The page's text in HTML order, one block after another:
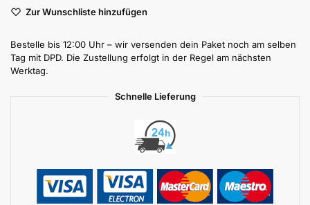
Zur Wunschliste hinzufügen
Bestelle bis 12:00 Uhr – wir versenden dein Paket noch am selben
Tag mit DPD. Die Zustellung erfolgt in der Regel am nächsten
Werktag.
Schnelle Lieferung